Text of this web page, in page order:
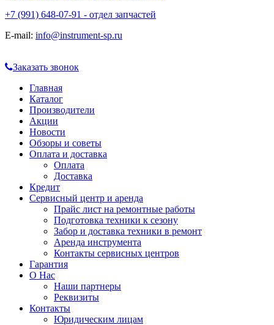
+7 (991) 648-07-91 - отдел запчастей
E-mail: info@instrument-sp.ru
Заказать звонок
Главная
Каталог
Производители
Акции
Новости
Обзоры и советы
Оплата и доставка
Оплата
Доставка
Кредит
Сервисный центр и аренда
Прайс лист на ремонтные работы
Подготовка техники к сезону
Забор и доставка техники в ремонт
Аренда инструмента
Контакты сервисных центров
Гарантия
О Нас
Наши партнеры
Реквизиты
Контакты
Юридическим лицам